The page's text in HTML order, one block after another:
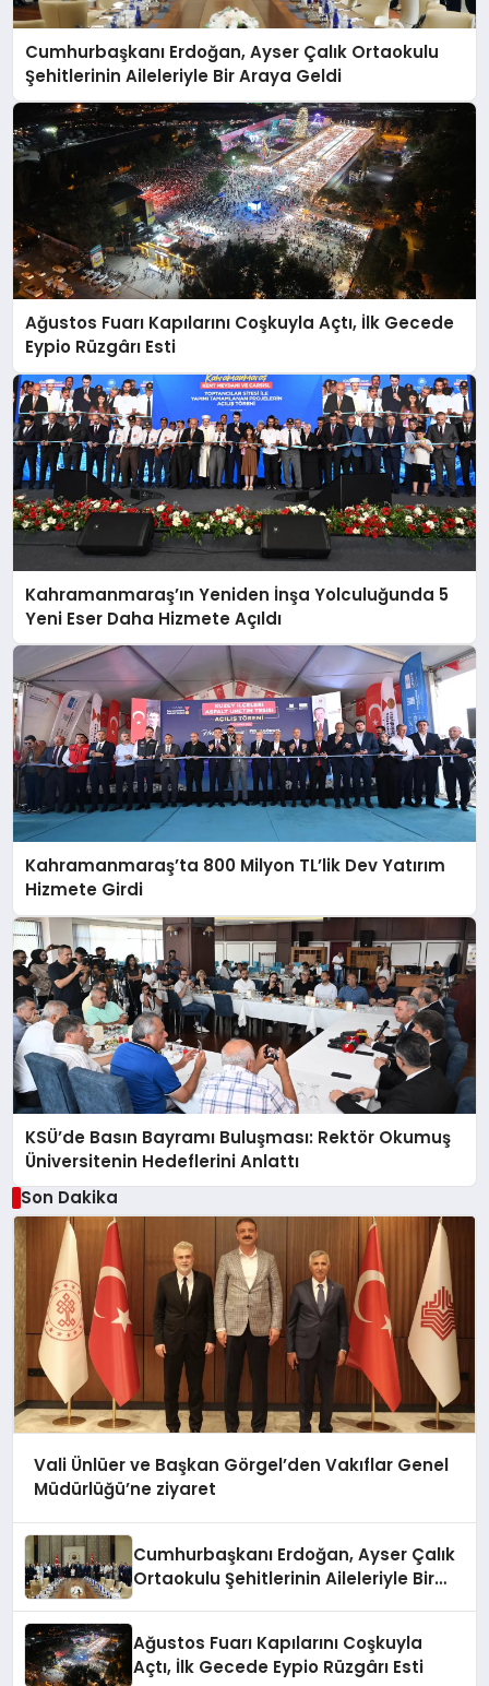
Cumhurbaşkanı Erdoğan, Ayser Çalık Ortaokulu
Şehitlerinin Aileleriyle Bir Araya Geldi
Ağustos Fuarı Kapılarını Coşkuyla Açtı, İlk Gecede
Eypio Rüzgârı Esti
Kahramanmaraş’ın Yeniden İnşa Yolculuğunda 5
Yeni Eser Daha Hizmete Açıldı
Kahramanmaraş’ta 800 Milyon TL’lik Dev Yatırım
Hizmete Girdi
KSÜ’de Basın Bayramı Buluşması: Rektör Okumuş
Üniversitenin Hedeflerini Anlattı
Son Dakika
Vali Ünlüer ve Başkan Görgel’den Vakıflar Genel
Müdürlüğü’ne ziyaret
Cumhurbaşkanı Erdoğan, Ayser Çalık
Ortaokulu Şehitlerinin Aileleriyle Bir
Ağustos Fuarı Kapılarını Coşkuyla
Açtı, İlk Gecede Eypio Rüzgârı Esti